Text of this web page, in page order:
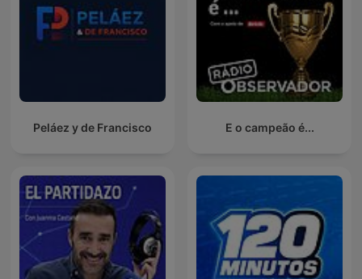
Peláez y de Francisco E o campeão é...